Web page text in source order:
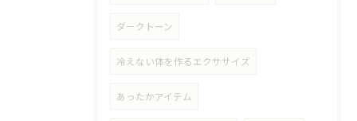
ダークトーン
冷えない体を作るエクササイズ
あったかアイテム